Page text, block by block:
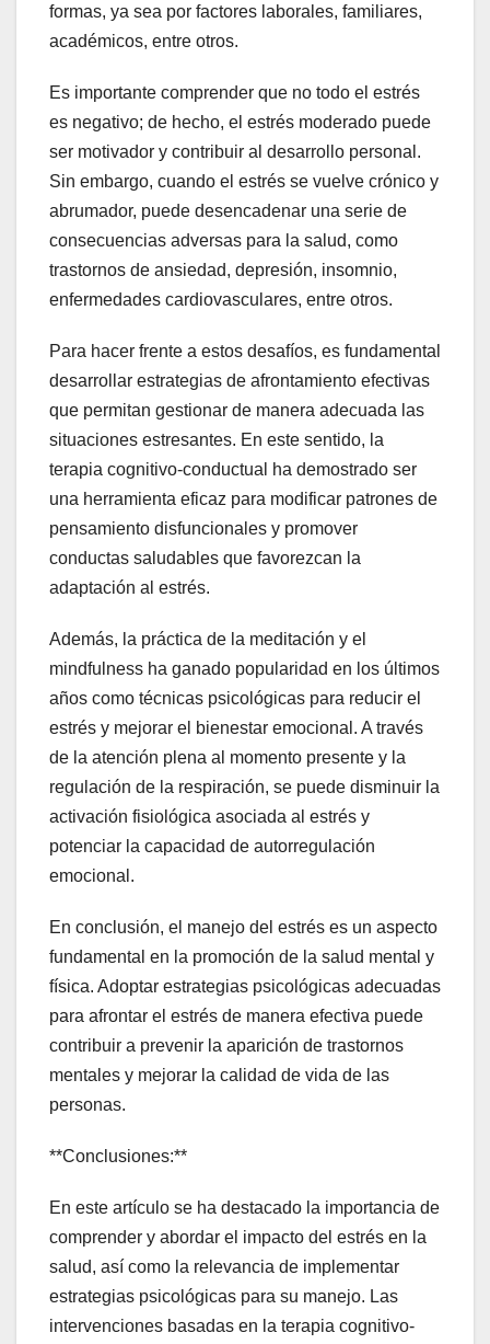
formas, ya sea por factores laborales, familiares,
académicos, entre otros.
Es importante comprender que no todo el estrés
es negativo; de hecho, el estrés moderado puede
ser motivador y contribuir al desarrollo personal.
Sin embargo, cuando el estrés se vuelve crónico y
abrumador, puede desencadenar una serie de
consecuencias adversas para la salud, como
trastornos de ansiedad, depresión, insomnio,
enfermedades cardiovasculares, entre otros.
Para hacer frente a estos desafíos, es fundamental
desarrollar estrategias de afrontamiento efectivas
que permitan gestionar de manera adecuada las
situaciones estresantes. En este sentido, la
terapia cognitivo-conductual ha demostrado ser
una herramienta eficaz para modificar patrones de
pensamiento disfuncionales y promover
conductas saludables que favorezcan la
adaptación al estrés.
Además, la práctica de la meditación y el
mindfulness ha ganado popularidad en los últimos
años como técnicas psicológicas para reducir el
estrés y mejorar el bienestar emocional. A través
de la atención plena al momento presente y la
regulación de la respiración, se puede disminuir la
activación fisiológica asociada al estrés y
potenciar la capacidad de autorregulación
emocional.
En conclusión, el manejo del estrés es un aspecto
fundamental en la promoción de la salud mental y
física. Adoptar estrategias psicológicas adecuadas
para afrontar el estrés de manera efectiva puede
contribuir a prevenir la aparición de trastornos
mentales y mejorar la calidad de vida de las
personas.
**Conclusiones:**
En este artículo se ha destacado la importancia de
comprender y abordar el impacto del estrés en la
salud, así como la relevancia de implementar
estrategias psicológicas para su manejo. Las
intervenciones basadas en la terapia cognitivo-